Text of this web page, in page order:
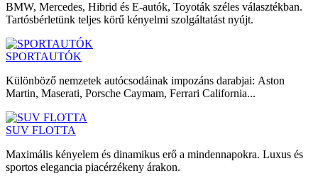
BMW, Mercedes, Hibrid és E-autók, Toyoták széles választékban.
Tartósbérletünk teljes körű kényelmi szolgáltatást nyújt.
SPORTAUTÓK
Különböző nemzetek autócsodáinak impozáns darabjai: Aston
Martin, Maserati, Porsche Caymam, Ferrari California...
SUV FLOTTA
Maximális kényelem és dinamikus erő a mindennapokra. Luxus és
sportos elegancia piacérzékeny árakon.